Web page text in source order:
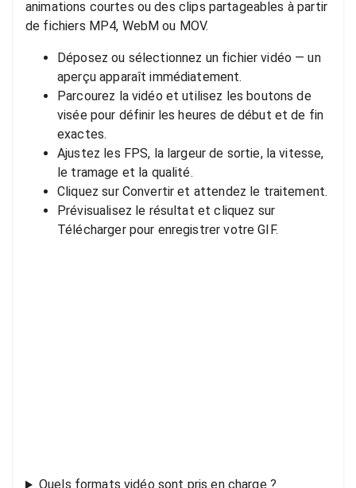
animations courtes ou des clips partageables à partir
de fichiers MP4, WebM ou MOV.
Déposez ou sélectionnez un fichier vidéo — un
aperçu apparaît immédiatement.
Parcourez la vidéo et utilisez les boutons de
visée pour définir les heures de début et de fin
exactes.
Ajustez les FPS, la largeur de sortie, la vitesse,
le tramage et la qualité.
Cliquez sur Convertir et attendez le traitement.
Prévisualisez le résultat et cliquez sur
Télécharger pour enregistrer votre GIF.
Quels formats vidéo sont pris en charge ?